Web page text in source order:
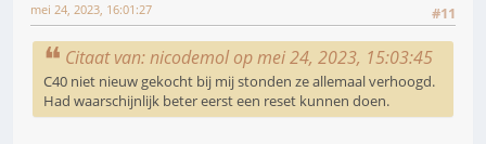
#11
mei 24, 2023, 16:01:27
Citaat van: nicodemol op mei 24, 2023, 15:03:45
C40 niet nieuw gekocht bij mij stonden ze allemaal verhoogd.
Had waarschijnlijk beter eerst een reset kunnen doen.